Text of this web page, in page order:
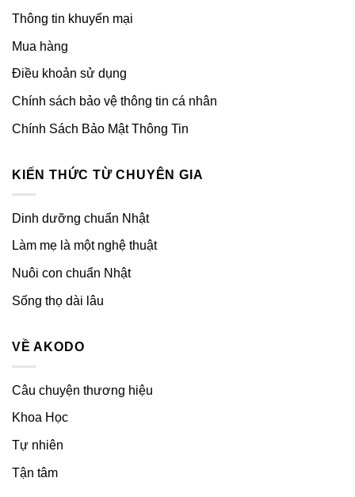
Thông tin khuyến mại
Mua hàng
Điều khoản sử dụng
Chính sách bảo vệ thông tin cá nhân
Chính Sách Bảo Mật Thông Tin
KIẾN THỨC TỪ CHUYÊN GIA
Dinh dưỡng chuẩn Nhật
Làm mẹ là một nghệ thuật
Nuôi con chuẩn Nhật
Sống thọ dài lâu
VỀ AKODO
Câu chuyện thương hiệu
Khoa Học
Tự nhiên
Tận tâm